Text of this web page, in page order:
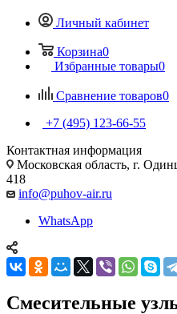
Личный кабинет
Корзина0
Избранные товары0
Сравнение товаров0
+7 (495) 123-66-55
Контактная информация
Московская область, г.
418
info@puhov-air.ru
WhatsApp
Смесительные